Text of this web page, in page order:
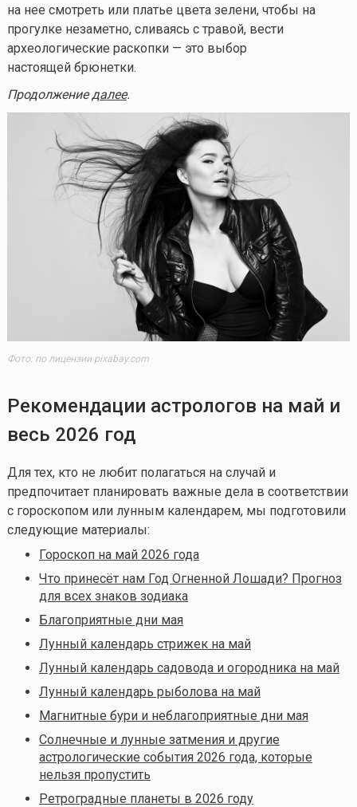
на нее смотреть или платье цвета зелени, чтобы на
прогулке незаметно, сливаясь с травой, вести
археологические раскопки — это выбор
настоящей брюнетки.
Продолжениедалее.
Фото: по лицензии pixabay.com
Рекомендации астрологов на май и
весь 2026 год
Для тех, кто не любит полагаться на случай и
предпочитает планировать важные дела в соответствии
с гороскопом или лунным календарем, мы подготовили
следующие материалы:
Гороскоп на май 2026 года
Что принесёт нам Год Огненной Лошади? Прогноз
для всех знаков зодиака
Благоприятные дни мая
Лунный календарь стрижек на май
Лунный календарь садовода и огородника на май
Лунный календарь рыболова на май
Магнитные бури и неблагоприятные дни мая
Солнечные и лунные затмения и другие
астрологические события 2026 года, которые
нельзя пропустить
Ретроградные планеты в 2026 году